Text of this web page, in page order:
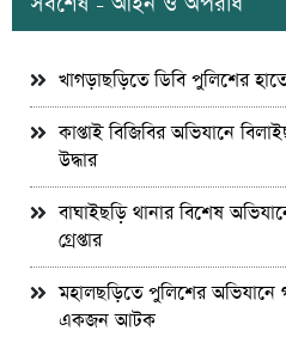
খাগড়াছড়িতে ডিবি পুলিশের
কাপ্তাই বিজিবির অভিযানে
উদ্ধার
বাঘাইছড়ি থানার বিশেষ
গ্রেপ্তার
মহালছড়িতে পুলিশের
একজন আটক